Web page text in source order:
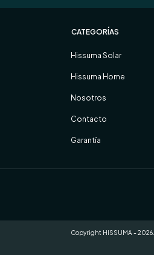
CATEGORÍAS
Hissuma Solar
Hissuma Home
Nosotros
Contacto
Garantía
Copyright HISSUMA -